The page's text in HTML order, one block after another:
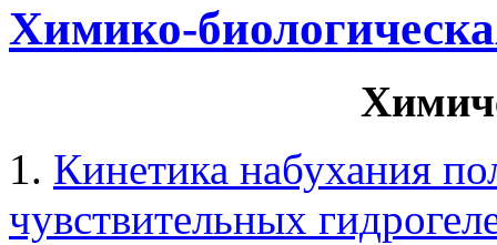
Химико-
1. Кинетика набухания
чувствительных